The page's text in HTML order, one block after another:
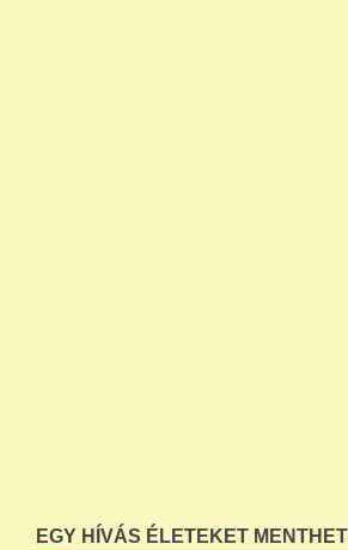
EGY HÍVÁS ÉLETEKET